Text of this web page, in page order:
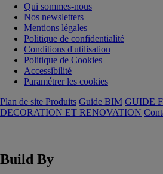
Qui sommes-nous
Nos newsletters
Mentions légales
Politique de confidentialité
Conditions d'utilisation
Politique de Cookies
Accessibilité
Paramétrer les cookies
Plan de site Produits Guide BIM GUIDE
DECORATION ET RENOVATION
Build By